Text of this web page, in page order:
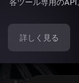
各ツール専用の
詳しく見る